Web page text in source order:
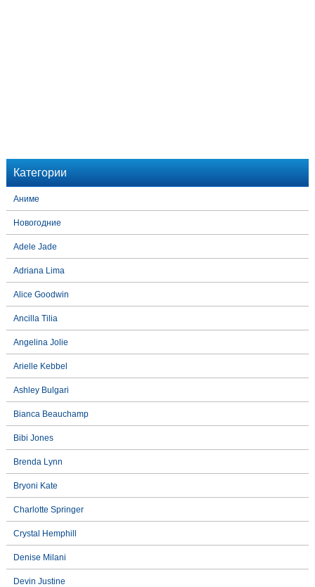
Категории
Аниме
Новогодние
Adele Jade
Adriana Lima
Alice Goodwin
Ancilla Tilia
Angelina Jolie
Arielle Kebbel
Ashley Bulgari
Bianca Beauchamp
Bibi Jones
Brenda Lynn
Bryoni Kate
Charlotte Springer
Crystal Hemphill
Denise Milani
Devin Justine